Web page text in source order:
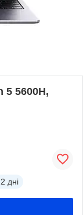
5 5600H,
2 дні